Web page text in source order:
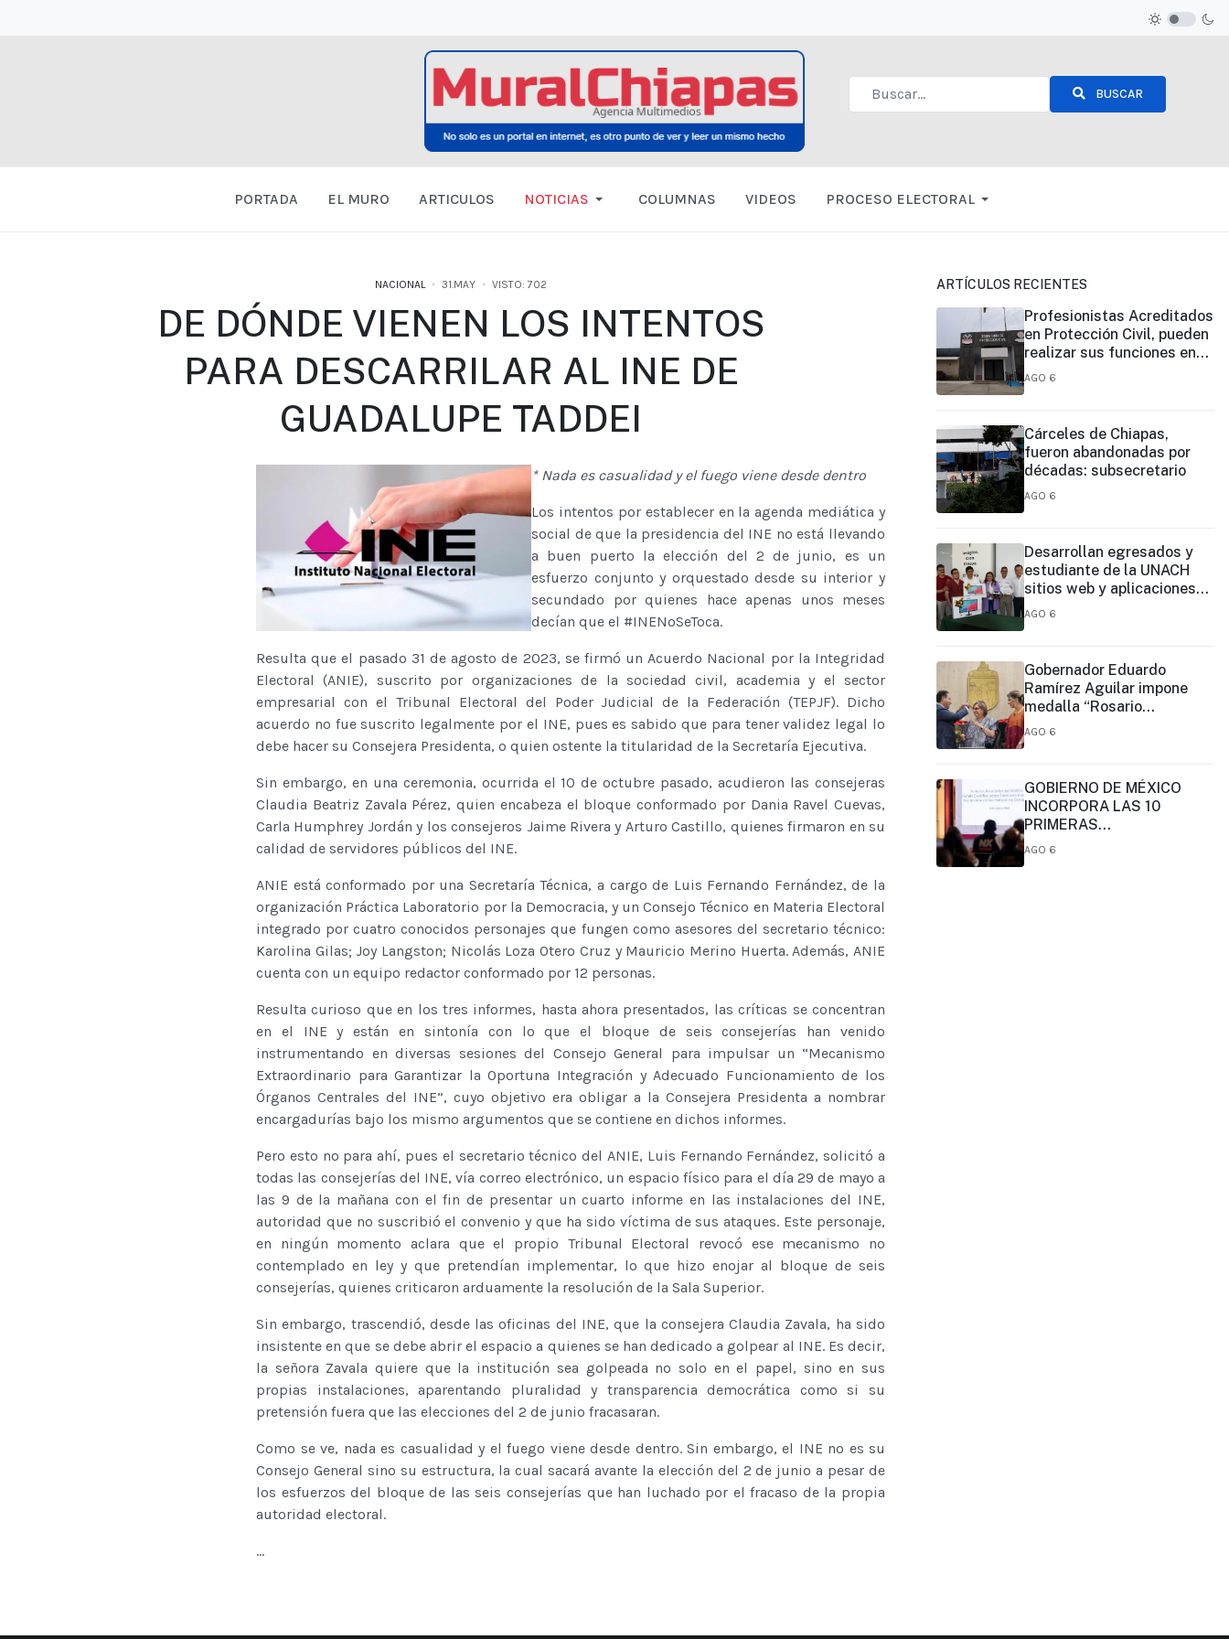
BUSCAR
PORTADA EL MURO ARTICULOS NOTICIAS COLUMNAS VIDEOS PROCESO ELECTORAL
NACIONAL 31.MAY VISTO: 702
DE DÓNDE VIENEN LOS INTENTOS
PARA DESCARRILAR AL INE DE
GUADALUPE TADDEI
* Nada es casualidad y el fuego viene desde dentro
Los intentos por establecer en la agenda mediática y
social de que la presidencia del INE no está llevando
a buen puerto la elección del 2 de junio, es un
esfuerzo conjunto y orquestado desde su interior y
secundado por quienes hace apenas unos meses
decían que el #INENoSeToca.
Resulta que el pasado 31 de agosto de 2023, se firmó un Acuerdo Nacional por la Integridad
Electoral (ANIE), suscrito por organizaciones de la sociedad civil, academia y el sector
empresarial con el Tribunal Electoral del Poder Judicial de la Federación (TEPJF). Dicho
acuerdo no fue suscrito legalmente por el INE, pues es sabido que para tener validez legal lo
debe hacer su Consejera Presidenta, o quien ostente la titularidad de la Secretaría Ejecutiva.
Sin embargo, en una ceremonia, ocurrida el 10 de octubre pasado, acudieron las consejeras
Claudia Beatriz Zavala Pérez, quien encabeza el bloque conformado por Dania Ravel Cuevas,
Carla Humphrey Jordán y los consejeros Jaime Rivera y Arturo Castillo, quienes firmaron en su
calidad de servidores públicos del INE.
ANIE está conformado por una Secretaría Técnica, a cargo de Luis Fernando Fernández, de la
organización Práctica Laboratorio por la Democracia, y un Consejo Técnico en Materia Electoral
integrado por cuatro conocidos personajes que fungen como asesores del secretario técnico:
Karolina Gilas; Joy Langston; Nicolás Loza Otero Cruz y Mauricio Merino Huerta. Además, ANIE
cuenta con un equipo redactor conformado por 12 personas.
Resulta curioso que en los tres informes, hasta ahora presentados, las críticas se concentran
en el INE y están en sintonía con lo que el bloque de seis consejerías han venido
instrumentando en diversas sesiones del Consejo General para impulsar un “Mecanismo
Extraordinario para Garantizar la Oportuna Integración y Adecuado Funcionamiento de los
Órganos Centrales del INE”, cuyo objetivo era obligar a la Consejera Presidenta a nombrar
encargadurías bajo los mismo argumentos que se contiene en dichos informes.
Pero esto no para ahí, pues el secretario técnico del ANIE, Luis Fernando Fernández, solicitó a
todas las consejerías del INE, vía correo electrónico, un espacio físico para el día 29 de mayo a
las 9 de la mañana con el fin de presentar un cuarto informe en las instalaciones del INE,
autoridad que no suscribió el convenio y que ha sido víctima de sus ataques. Este personaje,
en ningún momento aclara que el propio Tribunal Electoral revocó ese mecanismo no
contemplado en ley y que pretendían implementar, lo que hizo enojar al bloque de seis
consejerías, quienes criticaron arduamente la resolución de la Sala Superior.
Sin embargo, trascendió, desde las oficinas del INE, que la consejera Claudia Zavala, ha sido
insistente en que se debe abrir el espacio a quienes se han dedicado a golpear al INE. Es decir,
la señora Zavala quiere que la institución sea golpeada no solo en el papel, sino en sus
propias instalaciones, aparentando pluralidad y transparencia democrática como si su
pretensión fuera que las elecciones del 2 de junio fracasaran.
Como se ve, nada es casualidad y el fuego viene desde dentro. Sin embargo, el INE no es su
Consejo General sino su estructura, la cual sacará avante la elección del 2 de junio a pesar de
los esfuerzos del bloque de las seis consejerías que han luchado por el fracaso de la propia
autoridad electoral.
...
ARTÍCULOS RECIENTES
Profesionistas Acreditados
en Protección Civil, pueden
realizar sus funciones en
todo el estado
AGO 6
Cárceles de Chiapas,
fueron abandonadas por
décadas: subsecretario
AGO 6
Desarrollan egresados y
estudiante de la UNACH
sitios web y aplicaciones
móviles para la Cruz Roja y
AGO 6
Gobernador Eduardo
Ramírez Aguilar impone
medalla “Rosario
Castellanos” a Malú Mícher
AGO 6
GOBIERNO DE MÉXICO
INCORPORA LAS 10
PRIMERAS
CONCLUSIONES
AGO 6